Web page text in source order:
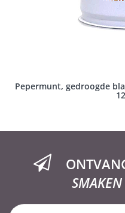
Pepermunt, gedroogde
SMAKEN